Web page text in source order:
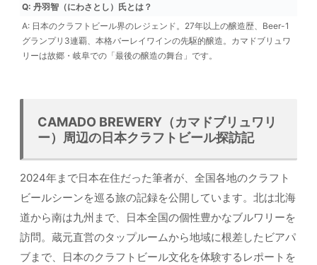
Q: 丹羽智（にわさとし）氏とは？
A: 日本のクラフトビール界のレジェンド。27年以上の醸造歴、Beer-1
グランプリ3連覇、本格バーレイワインの先駆的醸造。カマドブリュワ
リーは故郷・岐阜での「最後の醸造の舞台」です。
CAMADO BREWERY（カマドブリュワリ
ー）周辺の日本クラフトビール探訪記
2024年まで日本在住だった筆者が、全国各地のクラフト
ビールシーンを巡る旅の記録を公開しています。北は北海
道から南は九州まで、日本全国の個性豊かなブルワリーを
訪問。蔵元直営のタップルームから地域に根差したビアパ
ブまで、日本のクラフトビール文化を体験するレポートを